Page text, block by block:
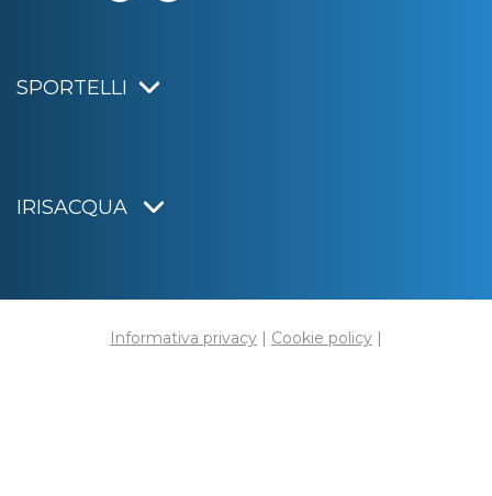
SPORTELLI
IRISACQUA
Informativa privacy | Cookie policy |